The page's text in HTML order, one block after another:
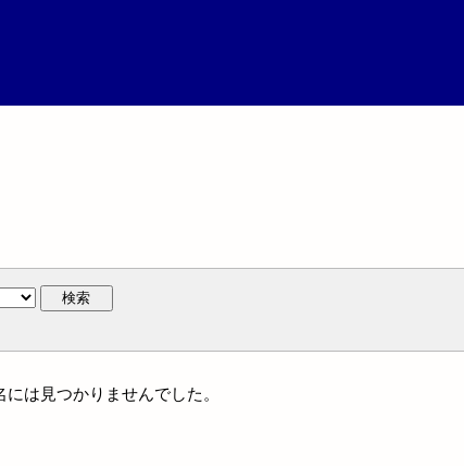
検索
は見つかりませんでした。